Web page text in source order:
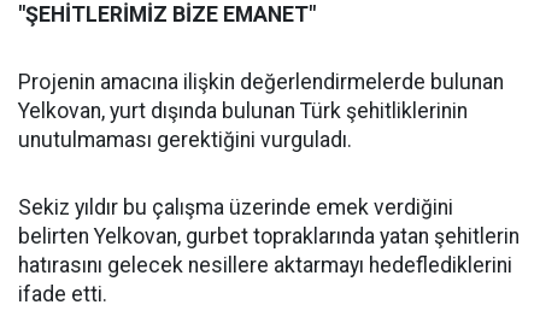
"ŞEHİTLERİMİZ BİZE EMANET"
Projenin amacına ilişkin değerlendirmelerde bulunan
Yelkovan, yurt dışında bulunan Türk şehitliklerinin
unutulmaması gerektiğini vurguladı.
Sekiz yıldır bu çalışma üzerinde emek verdiğini
belirten Yelkovan, gurbet topraklarında yatan şehitlerin
hatırasını gelecek nesillere aktarmayı hedeflediklerini
ifade etti.